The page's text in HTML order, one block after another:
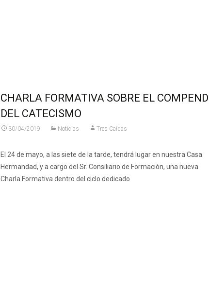
CHARLA FORMATIVA SOBRE EL
DEL CATECISMO
30/04/2019 Noticias Tres Caídas
El 24 de mayo, a las siete de la tarde, tendrá lugar en nuestra Casa
Hermandad, y a cargo del Sr. Consiliario de Formación, una nueva
Charla Formativa dentro del ciclo dedicado